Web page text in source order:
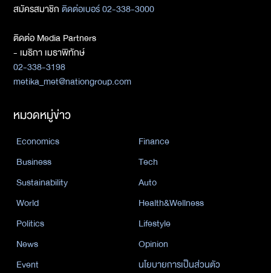
สมัครสมาชิกติดต่อเบอร์ 02-338-3000
ติดต่อ Media Partners
- เมธิกา เมธาพิทักษ์
02-338-3198
metika_met@nationgroup.com
หมวดหมู่ข่าว
Economics
Finance
Business
Tech
Sustainability
Auto
World
Health&Wellness
Politics
Lifestyle
News
Opinion
Event
นโยบายการเป็นส่วนตัว